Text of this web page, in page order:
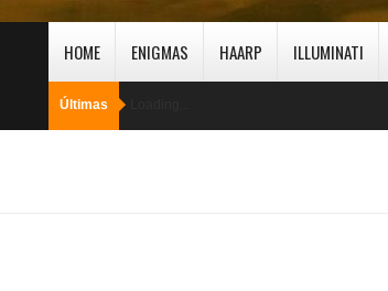
HOME ENIGMAS HAARP ILLUMINATI
Últimas